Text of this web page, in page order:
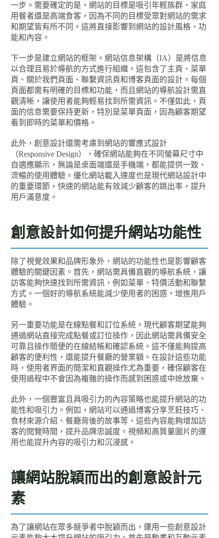
一步。需要確定的是，網站的目標是吸引年輕族群、家庭
用餐者還是高端食客，因為不同的目標受眾對網站的需求
和期望皆有所不同。這將直接影響到網站的設計風格、功
能和內容。
下一步是建立網站的框架。網站信息架構（IA）是將信息
以合理且易於導航的方式進行組織。這包含了主頁、菜單
頁、關於我們頁面、聯繫資訊頁和博客頁面的設計。每個
頁面都需有明確的目標和功能，而且網站的導航設計需直
觀清晰，讓使用者能夠輕易找到所需資訊。不僅如此，頁
面的信息需要保持更新，特別是菜單頁面，因為顧客期望
看到即時的菜單和價格。
此外，創意設計還需考慮到網站的響應式設計
（Responsive Design），確保網站能夠在不同螢幕尺寸中
自適應顯示，無論是桌面端還是手機端，都能提供一致、
流暢的使用體驗。優化網站載入速度也是現代網站設計中
的重要環節，快速的網站能有效減少顧客的跳出率，提升
用戶滿意度。
創意設計如何提升網站功能性
除了視覺效果和品牌形象外，網站的功能性也是影響顧客
體驗的關鍵因素。首先，網站需具備直觀的導航系統，讓
訪客能夠快速找到所需資訊，例如菜單、特價活動和聯繫
方式。一個好的導航系統能減少使用者的困惑，增進用戶
體驗。
另一重要功能是在線點餐和訂位系統。現代顧客期望能夠
通過網站直接完成點餐或訂位操作，因此網站需具備安全
可靠且操作簡便的在線結帳和確認系統。這不僅能夠提高
顧客的便利性，還能提升餐廳的營業額。在設計這些功能
時，使用者界面的簡潔和直觀操作尤為重要，確保顧客在
使用過程中不會因為複雜的操作而感到困惑或中途放棄。
此外，一個豐富且具吸引力的內容策略也能提升網站的功
能性和吸引力。例如，網站可以通過博客分享烹飪技巧、
食材來源介紹、餐廳背後的故事等，這些內容能夠增加訪
客的閱覽時間，提升品牌忠誠度。視頻和高質量圖片的運
用也能提升內容的吸引力和沉浸感。
讓網站脫穎而出的創意設計元
素
為了讓網站在眾多競爭者中脫穎而出，運用一些創意設計